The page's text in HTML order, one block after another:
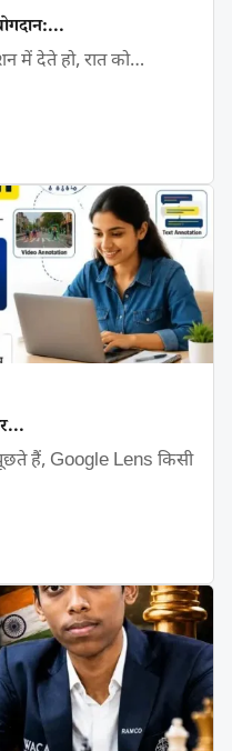
में देते हो, रात को…
हैं, Google Lens किसी